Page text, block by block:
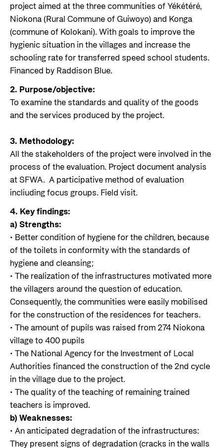
project aimed at the three communities of Yékétéré,
Niokona (Rural Commune of Guiwoyo) and Konga
(commune of Kolokani). With goals to improve the
hygienic situation in the villages and increase the
schooling rate for transferred speed school students.
Financed by Raddison Blue.
2. Purpose/objective:
To examine the standards and quality of the goods
and the services produced by the project.
3. Methodology:
All the stakeholders of the project were involved in the
process of the evaluation. Project document analysis
at SFWA. A participative method of evaluation
incliuding focus groups. Field visit.
4. Key findings:
a) Strengths:
• Better condition of hygiene for the children, because
of the toilets in conformity with the standards of
hygiene and cleansing;
• The realization of the infrastructures motivated more
the villagers around the question of education.
Consequently, the communities were easily mobilised
for the construction of the residences for teachers.
• The amount of pupils was raised from 274 Niokona
village to 400 pupils
• The National Agency for the Investment of Local
Authorities financed the construction of the 2nd cycle
in the village due to the project.
• The quality of the teaching of remaining trained
teachers is improved.
b) Weaknesses:
• An anticipated degradation of the infrastructures:
They present signs of degradation (cracks in the walls